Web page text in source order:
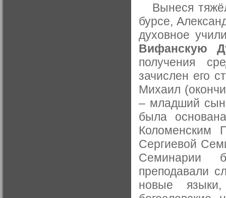
Вынеся
бурсе,
духовное
Вифанскую
получения
зачислен его
Михаил
– младший сын
была
Коломенским
Сергиевой
Семинарии
преподавали
новые